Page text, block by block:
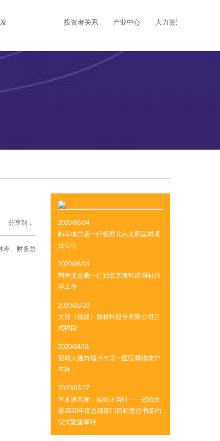
投资者关系 产业中心 人力资源
分享到：
寿、财务总
2020/06/04
韩孝捷总裁一行视察北京太阳星城项
目公司
2020/06/04
韩孝捷总裁一行到北京海科建调研指
导工作
2020/05/20
大通（福建）新材料股份有限公司正
式揭牌
2020/04/01
冠城大通向福州市第一医院捐赠救护
车辆
2020/03/27
草木逢春发，扬帆正当时——冠城大
通2020年度总部部门目标责任书签约
仪式隆重举行